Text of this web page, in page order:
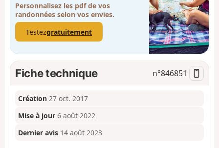
Personnalisez les pdf de vos
randonnées selon vos envies.
Testezgratuitement
Fiche technique n°846851
Création 27 oct. 2017
Mise à jour 6 août 2022
Dernier avis 14 août 2023